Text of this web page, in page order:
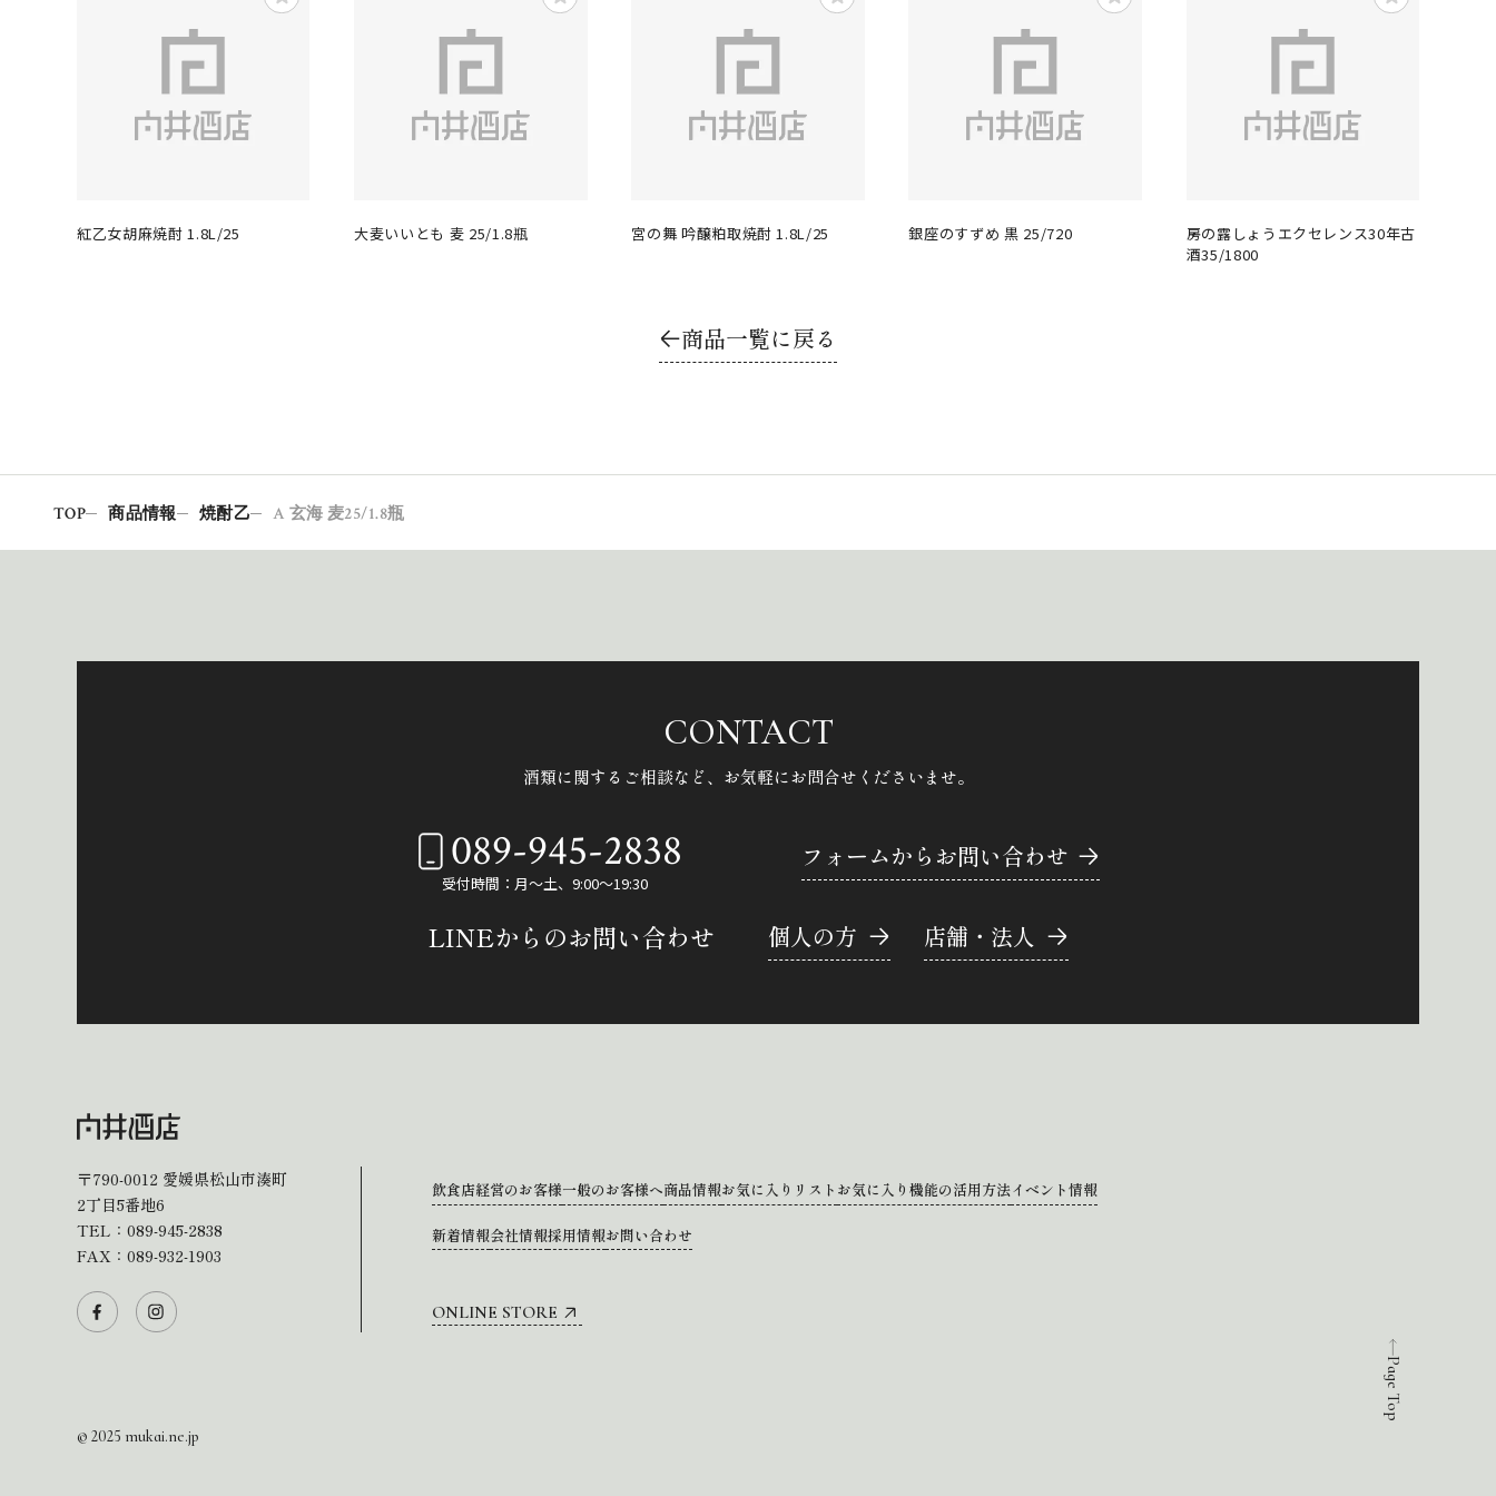
紅乙女胡麻焼酎 1.8L/25 大麦いいとも 麦 25/1.8瓶 宮の舞 吟醸粕取焼酎 1.8L/25 銀座のすずめ 黒 25/720
房の露しょうエクセレンス30年古
酒35/1800
商品一覧に戻る
TOP 商品情報 焼酎乙 A 玄海 麦25/1.8瓶
Page Top
CONTACT
酒類に関するご相談など、 お気軽にお問合せくださいませ。
089-945-2838
受付時間：月～土、9:00～19:30
フォームからお問い合わせ
LINEからのお問い合わせ 個人の方 店舗・法人
〒790-0012 愛媛県松山市湊町
2丁目5番地6
TEL： 089-945-2838
FAX：089-932-1903
飲食店経営のお客様一般のお客様へ商品情報お気に入りリスト お気に入り機能の活用方法イベント情報
新着情報会社情報採用情報お問い合わせ
ONLINE STORE
© 2025 mukai.ne.jp